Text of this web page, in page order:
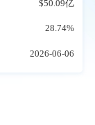
$50.09亿
28.74%
2026-06-06